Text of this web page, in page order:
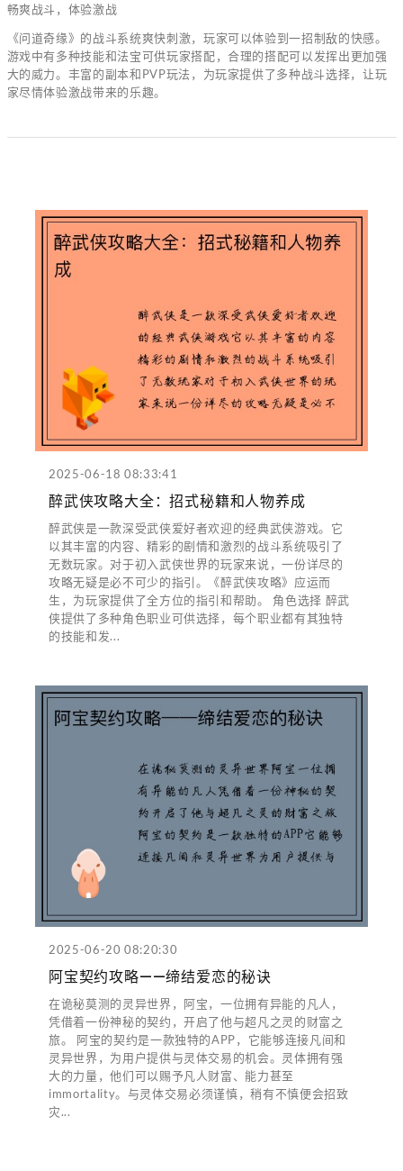
畅爽战斗，体验激战
《问道奇缘》的战斗系统爽快刺激，玩家可以体验到一招制敌的快感。
游戏中有多种技能和法宝可供玩家搭配，合理的搭配可以发挥出更加强
大的威力。丰富的副本和PVP玩法，为玩家提供了多种战斗选择，让玩
家尽情体验激战带来的乐趣。
2025-06-18 08:33:41
醉武侠攻略大全：招式秘籍和人物养成
醉武侠是一款深受武侠爱好者欢迎的经典武侠游戏。它
以其丰富的内容、精彩的剧情和激烈的战斗系统吸引了
无数玩家。对于初入武侠世界的玩家来说，一份详尽的
攻略无疑是必不可少的指引。《醉武侠攻略》应运而
生，为玩家提供了全方位的指引和帮助。 角色选择 醉武
侠提供了多种角色职业可供选择，每个职业都有其独特
的技能和发...
2025-06-20 08:20:30
阿宝契约攻略——缔结爱恋的秘诀
在诡秘莫测的灵异世界，阿宝，一位拥有异能的凡人，
凭借着一份神秘的契约，开启了他与超凡之灵的财富之
旅。 阿宝的契约是一款独特的APP，它能够连接凡间和
灵异世界，为用户提供与灵体交易的机会。灵体拥有强
大的力量，他们可以赐予凡人财富、能力甚至
immortality。与灵体交易必须谨慎，稍有不慎便会招致
灾...